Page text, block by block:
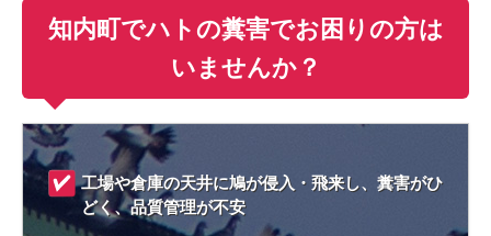
知内町でハトの糞害でお困りの方は
いませんか？
工場や倉庫の天井に鳩が侵入・飛来し、糞害がひ
どく、品質管理が不安